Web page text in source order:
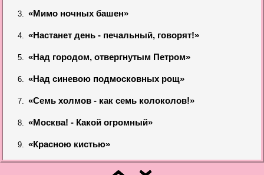
«Мимо ночных башен»
«Настанет день - печальный, говорят!»
«Над городом, отвергнутым Петром»
«Над синевою подмосковных рощ»
«Семь холмов - как семь колоколов!»
«Москва! - Какой огромный»
«Красною кистью»